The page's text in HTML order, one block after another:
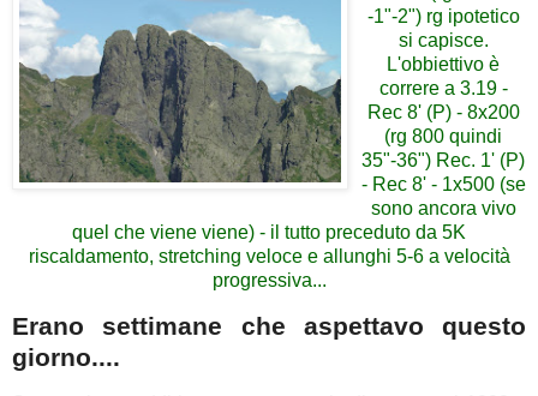
-1"-2") rg ipotetico
si capisce.
L'obbiettivo è
correre a 3.19 -
Rec 8' (P) - 8x200
(rg 800 quindi
35"-36") Rec. 1' (P)
- Rec 8' - 1x500 (se
sono ancora vivo
quel che viene viene) - il tutto preceduto da 5K
riscaldamento, stretching veloce e allunghi 5-6 a velocità
progressiva...
Erano settimane che aspettavo questo
giorno....